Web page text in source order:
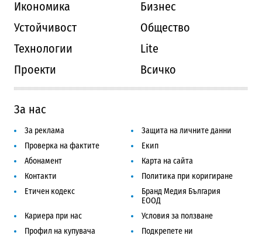
Икономика
Бизнес
Устойчивост
Общество
Технологии
Lite
Проекти
Всичко
За нас
За реклама
Защита на личните данни
Проверка на фактите
Екип
Абонамент
Карта на сайта
Контакти
Политика при коригиране
Етичен кодекс
Бранд Медия България
ЕООД
Кариера при нас
Условия за ползване
Профил на купувача
Подкрепете ни